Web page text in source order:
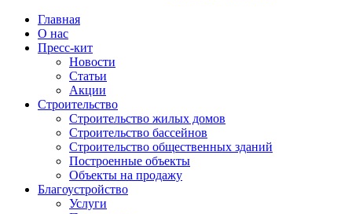
Главная
О нас
Пресс-кит
Новости
Статьи
Акции
Строительство
Строительство жилых домов
Строительство бассейнов
Строительство общественных зданий
Построенные объекты
Объекты на продажу
Благоустройство
Услуги